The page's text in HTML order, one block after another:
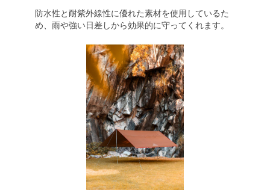
防水性と耐紫外線性に優れた素材を使用しているた
め、雨や強い日差しから効果的に守ってくれます。